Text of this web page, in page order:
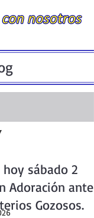
sábado 2
Adoración ante
Gozosos.